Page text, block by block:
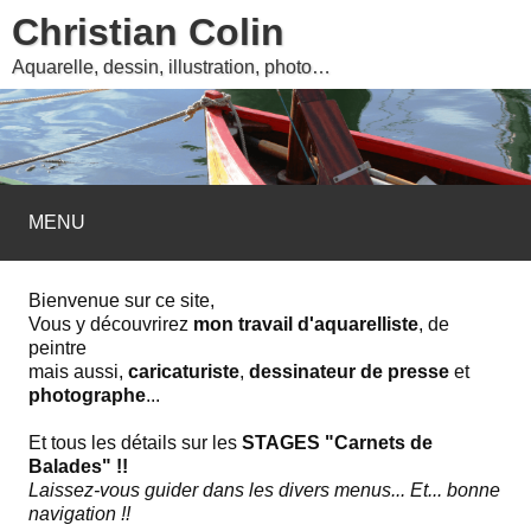
Christian Colin
Aquarelle, dessin, illustration, photo…
MENU
Bienvenue sur ce site,
Vous y découvrirez mon travail d'aquarelliste, de
peintre
mais aussi, caricaturiste, dessinateur de presse et
photographe...
Et tous les détails sur les STAGES "Carnets de
Balades" !!
Laissez-vous guider dans les divers menus... Et... bonne
navigation !!